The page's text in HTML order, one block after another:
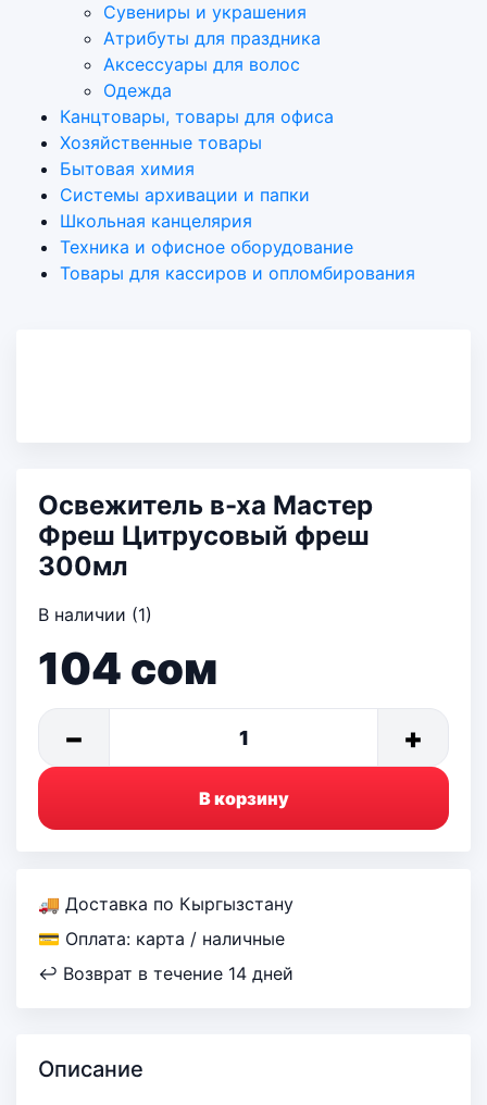
Сувениры и украшения
Атрибуты для праздника
Аксеcсуары для волос
Одежда
Канцтовары, товары для офиса
Хозяйственные товары
Бытовая химия
Системы архивации и папки
Школьная канцелярия
Техника и офисное оборудование
Товары для кассиров и опломбирования
Освежитель в-ха Мастер
Фреш Цитрусовый фреш
300мл
В наличии (1)
104 сом
− 1 +
В корзину
🚚 Доставка по Кыргызстану
💳 Оплата: карта / наличные
↩ Возврат в течение 14 дней
Описание